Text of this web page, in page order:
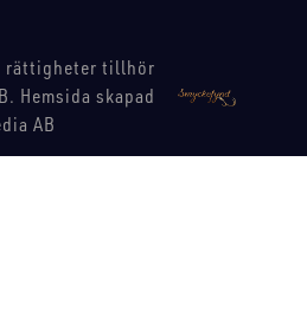
rättigheter tillhör
Hemsida skapad
AB